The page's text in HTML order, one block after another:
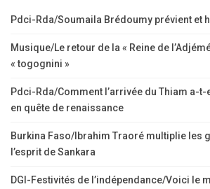
Pdci-Rda/Soumaila Brédoumy prévient et
Musique/Le retour de la « Reine de
« togognini »
Pdci-Rda/Comment l’arrivée du Thiam a-
en quête de renaissance
Burkina Faso/Ibrahim Traoré multiplie les
l’esprit de Sankara
DGI-Festivités de l’indépendance/Voici le